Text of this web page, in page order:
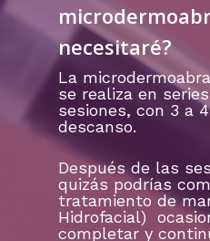
necesitaré?
La
se realiza en
sesiones, con 3 a
descanso.
Después de las
quizás podrías
tratamiento de
Hidrofacial)
completar y